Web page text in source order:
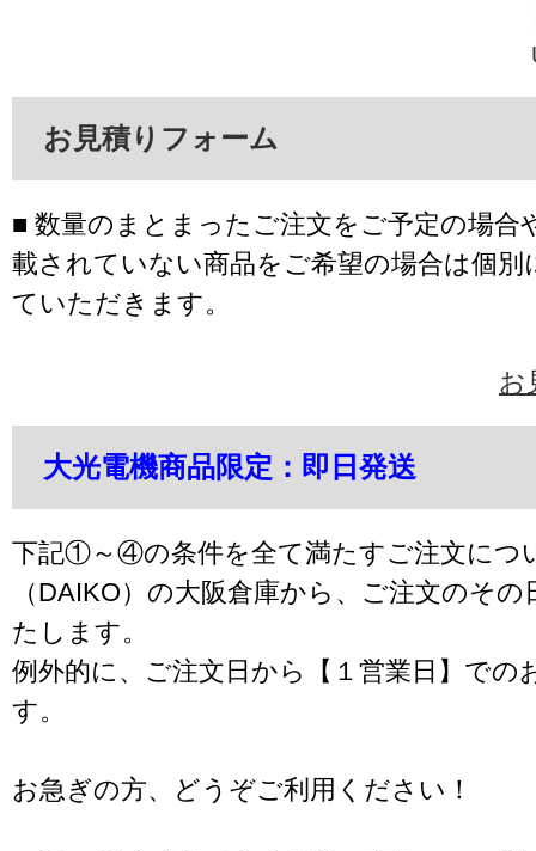
お見積りフォーム
■ 数量のまとまったご注文をご予定の場合
載されていない商品をご希望の場合は個別
ていただきます。
お
大光電機商品限定：即日発送
下記①～④の条件を全て満たすご注文につ
（DAIKO）の大阪倉庫から、ご注文のそ
たします。
例外的に、ご注文日から【１営業日】での
す。
お急ぎの方、どうぞご利用ください！